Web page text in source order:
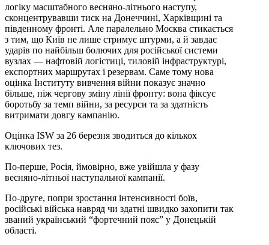
логіку масштабного весняно-літнього наступу,
сконцентрувавши тиск на Донеччині, Харківщині та
південному фронті. Але паралельно Москва стикається
з тим, що Київ не лише стримує штурми, а й завдає
ударів по найбільш болючих для російської системи
вузлах — нафтовій логістиці, тиловій інфраструктурі,
експортних маршрутах і резервам. Саме тому нова
оцінка Інституту вивчення війни показує значно
більше, ніж чергову зміну лінії фронту: вона фіксує
боротьбу за темп війни, за ресурси та за здатність
витримати довгу кампанію.
Оцінка ISW за 26 березня зводиться до кількох
ключових тез.
По-перше, Росія, ймовірно, вже увійшла у фазу
весняно-літньої наступальної кампанії.
По-друге, попри зростання інтенсивності боїв,
російські війська навряд чи здатні швидко захопити так
званий український “фортечний пояс” у Донецькій
області.